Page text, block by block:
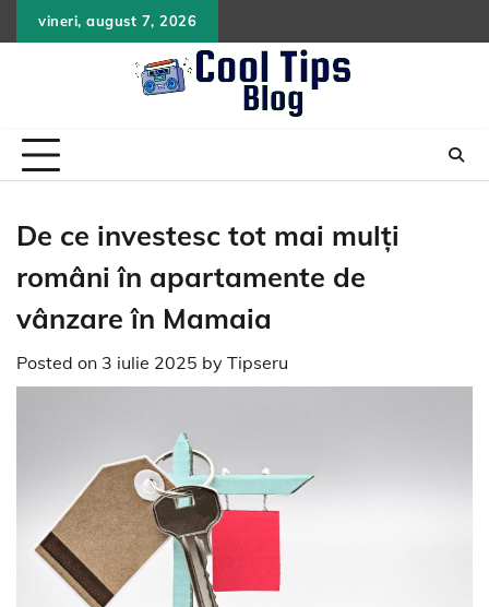
to
vineri, august 7, 2026
De ce investesc tot mai mulți
români în apartamente de
vânzare în Mamaia
Posted on 3 iulie 2025 by Tipseru